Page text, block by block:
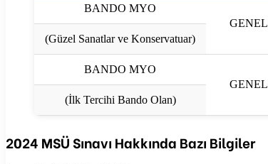
BANDO MYO
GENEL
(Güzel Sanatlar ve Konservatuar)
BANDO MYO
GENEL
(İlk Tercihi Bando Olan)
2024 MSÜ Sınavı Hakkında Bazı Bilgiler